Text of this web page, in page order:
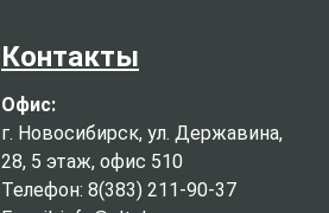
Контакты
Офис:
г. Новосибирск, ул. Державина,
28, 5 этаж, офис 510
Телефон: 8(383) 211-90-37